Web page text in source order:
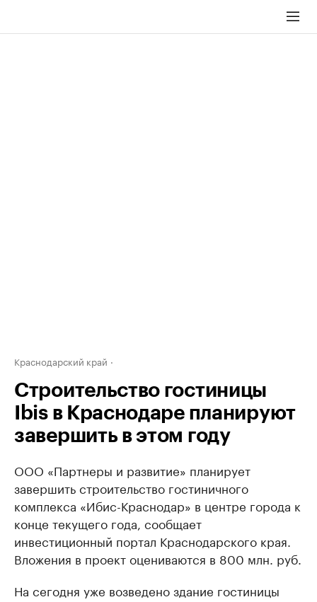
Краснодарский край
Строительство гостиницы
Ibis в Краснодаре планируют
завершить в этом году
ООО «Партнеры и развитие» планирует
завершить строительство гостиничного
комплекса «Ибис-Краснодар» в центре города к
конце текущего года, сообщает
инвестиционный портал Краснодарского края.
Вложения в проект оцениваются в 800 млн. руб.
На сегодня уже возведено здание гостиницы